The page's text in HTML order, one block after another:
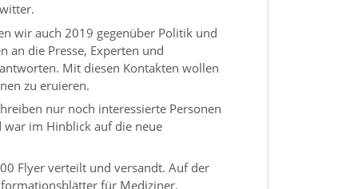
wir auch 2019 gegenüber Politik und
an die Presse, Experten und
Mit diesen Kontakten wollen
zu eruieren.
nur noch interessierte Personen
im Hinblick auf die neue
Flyer verteilt und versandt. Auf der
für Mediziner,